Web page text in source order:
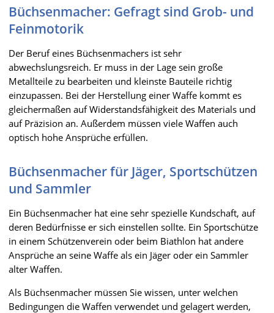
Büchsenmacher: Gefragt sind Grob- und
Feinmotorik
Der Beruf eines Büchsenmachers ist sehr
abwechslungsreich. Er muss in der Lage sein große
Metallteile zu bearbeiten und kleinste Bauteile richtig
einzupassen. Bei der Herstellung einer Waffe kommt es
gleichermaßen auf Widerstandsfähigkeit des Materials und
auf Präzision an. Außerdem müssen viele Waffen auch
optisch hohe Ansprüche erfüllen.
Büchsenmacher für Jäger, Sportschützen
und Sammler
Ein Büchsenmacher hat eine sehr spezielle Kundschaft, auf
deren Bedürfnisse er sich einstellen sollte. Ein Sportschütze
in einem Schützenverein oder beim Biathlon hat andere
Ansprüche an seine Waffe als ein Jäger oder ein Sammler
alter Waffen.
Als Büchsenmacher müssen Sie wissen, unter welchen
Bedingungen die Waffen verwendet und gelagert werden,